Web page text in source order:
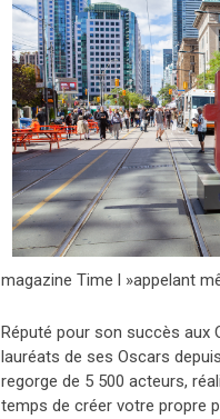
magazine Time l »appelant
Réputé pour son succès
lauréats de ses Oscars
regorge de 5 500 acteurs,
temps de créer votre propre